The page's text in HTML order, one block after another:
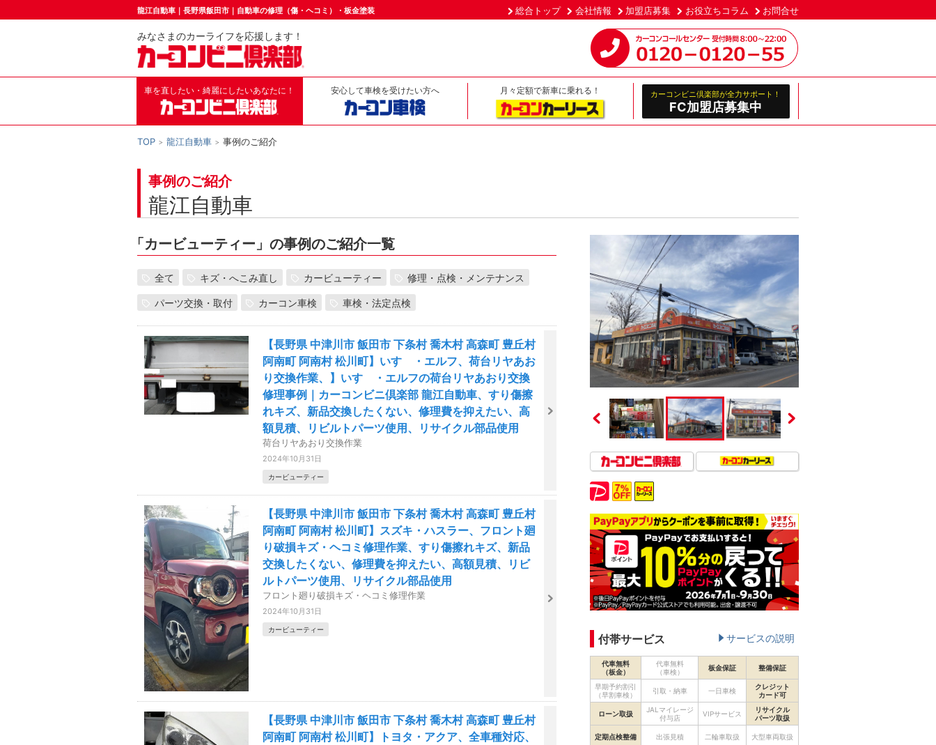
龍江自動車｜長野県飯田市｜自動車の修理（傷・ヘコミ）・板金塗装 総合トップ 会社情報 加盟店募集 お役立ちコラム お問合せ
みなさまのカーライフを応援します！
車を直したい・綺麗にしたいあなたに！ 安心して車検を受けたい方へ 月々定額で新車に乗れる！ カーコンビニ倶楽部が全力サポート！
FC加盟店募集中
TOP 龍江自動車 事例のご紹介
事例のご紹介
龍江自動車
「カービューティー」の事例のご紹介一覧
全て キズ・へこみ直し カービューティー 修理・点検・メンテナンス
パーツ交換・取付 カーコン車検 車検・法定点検
【長野県 中津川市 飯田市 下条村 喬木村 高森町 豊丘村
阿南町 阿南村 松川町】いすゞ・エルフ、荷台リヤあお
り交換作業、】いすゞ・エルフの荷台リヤあおり交換
修理事例｜カーコンビニ倶楽部 龍江自動車、すり傷擦
れキズ、新品交換したくない、修理費を抑えたい、高
額見積、リビルトパーツ使用、リサイクル部品使用
荷台リヤあおり交換作業
2024年10月31日
カービューティー
【長野県 中津川市 飯田市 下条村 喬木村 高森町 豊丘村
阿南町 阿南村 松川町】スズキ・ハスラー、フロント廻
り破損キズ・ヘコミ修理作業、すり傷擦れキズ、新品
交換したくない、修理費を抑えたい、高額見積、リビ
ルトパーツ使用、リサイクル部品使用
フロント廻り破損キズ・ヘコミ修理作業
2024年10月31日
カービューティー
【長野県 中津川市 飯田市 下条村 喬木村 高森町 豊丘村
阿南町 阿南村 松川町】トヨタ・アクア、全車種対応、
付帯サービス サービスの説明
代車無料
（板金）
代車無料
（車検）
板金保証 整備保証
早期予約割引
（早割車検）
引取・納車 一日車検
クレジット
カード可
ローン取扱
JALマイレージ
付与店
VIPサービス
リサイクル
パーツ取扱
定期点検整備 出張見積 二輪車取扱 大型車両取扱